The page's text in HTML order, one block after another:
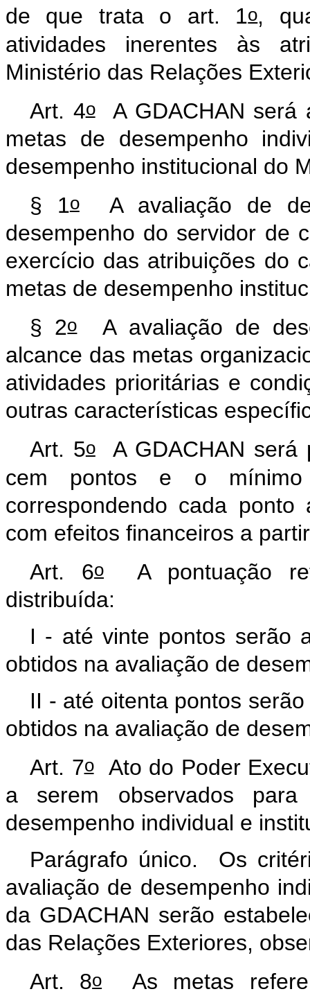
de que trata o art. 1o,
atividades inerentes às
Ministério das Relações
Art. 4oA GDACHAN será
metas de desempenho
desempenho institucional do
§ 1oA avaliação de
desempenho do servidor de
exercício das atribuições do
metas de desempenho
§ 2oA avaliação de
alcance das metas
atividades prioritárias e
outras características
Art. 5oA GDACHAN será
cem pontos e o
correspondendo cada
com efeitos financeiros a
Art. 6o A pontuação
distribuída:
I - até vinte pontos serão
obtidos na avaliação de
II - até oitenta pontos
obtidos na avaliação de
Art. 7oAto do Poder
a serem observados
desempenho individual e
Parágrafo único. Os
avaliação de desempenho
da GDACHAN serão
das Relações Exteriores,
Art. 8oAs metas